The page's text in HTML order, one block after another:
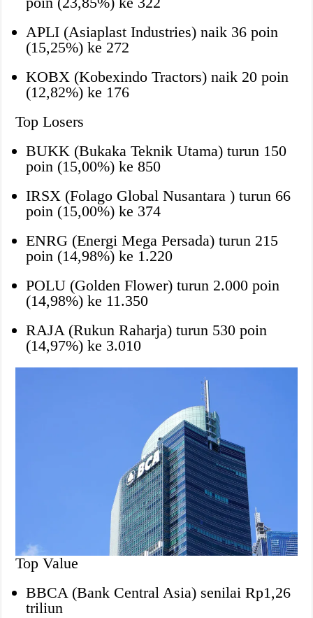
APLI (Asiaplast Industries) naik 36 poin
(15,25%) ke 272
KOBX (Kobexindo Tractors) naik 20 poin
(12,82%) ke 176
Top Losers
BUKK (Bukaka Teknik Utama) turun 150
poin (15,00%) ke 850
IRSX (Folago Global Nusantara ) turun 66
poin (15,00%) ke 374
ENRG (Energi Mega Persada) turun 215
poin (14,98%) ke 1.220
POLU (Golden Flower) turun 2.000 poin
(14,98%) ke 11.350
RAJA (Rukun Raharja) turun 530 poin
(14,97%) ke 3.010
Top Value
BBCA (Bank Central Asia) senilai Rp1,26
triliun